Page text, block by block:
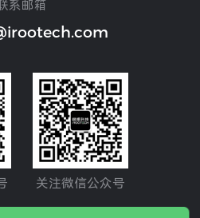
系邮箱
关注微信公众号